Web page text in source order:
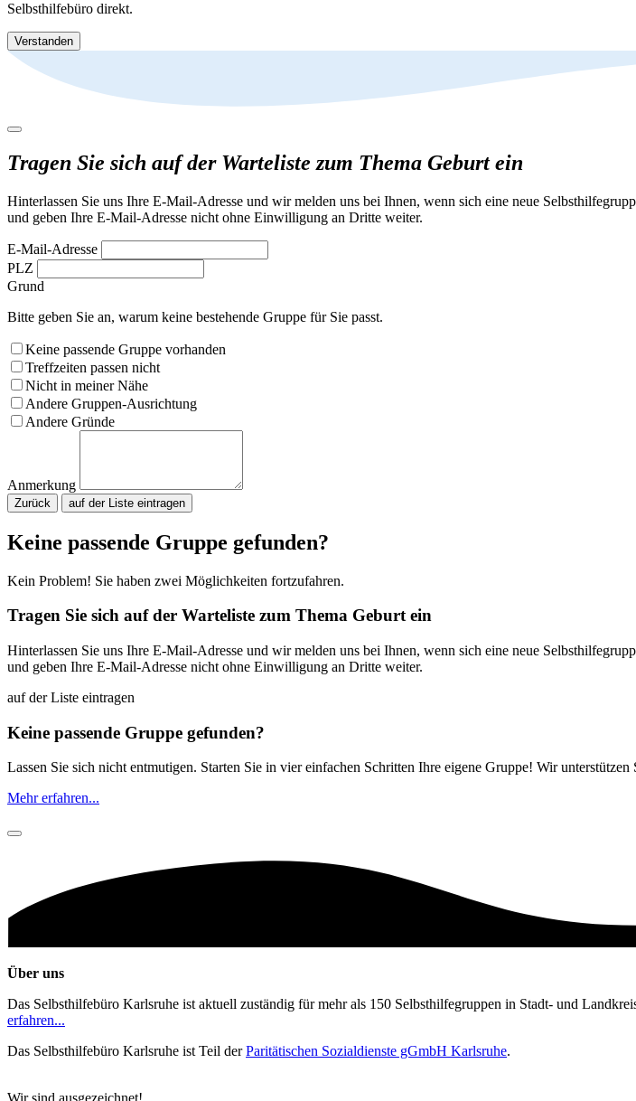
Selbsthilfebüro direkt.
Verstanden
Tragen Sie sich auf der Warteliste zum Thema Geburt ein
Hinterlassen Sie uns Ihre E-Mail-Adresse und wir melden uns bei Ihnen, wenn sich eine neue
und geben Ihre E-Mail-Adresse nicht ohne Einwilligung an Dritte weiter.
E-Mail-Adresse
PLZ
Grund
Bitte geben Sie an, warum keine bestehende Gruppe für Sie passt.
Keine passende Gruppe vorhanden
Treffzeiten passen nicht
Nicht in meiner Nähe
Andere Gruppen-Ausrichtung
Andere Gründe
Anmerkung
Zurück
Keine passende Gruppe gefunden?
Kein Problem! Sie haben zwei Möglichkeiten fortzufahren.
Tragen Sie sich auf der Warteliste zum Thema Geburt ein
Hinterlassen Sie uns Ihre E-Mail-Adresse und wir melden uns bei Ihnen, wenn sich eine neue
und geben Ihre E-Mail-Adresse nicht ohne Einwilligung an Dritte weiter.
auf der Liste eintragen
Keine passende Gruppe gefunden?
Lassen Sie sich nicht entmutigen. Starten Sie in vier einfachen Schritten Ihre eigene Gruppe! Wir unterstützen
Mehr erfahren...
Über uns
Das Selbsthilfebüro Karlsruhe ist aktuell zuständig für mehr als 150 Selbsthilfegruppen in Stadt- und
erfahren...
Das Selbsthilfebüro Karlsruhe ist Teil derParitätischen Sozialdienste gGmbH Karlsruhe.
Wir sind ausgezeichnet!